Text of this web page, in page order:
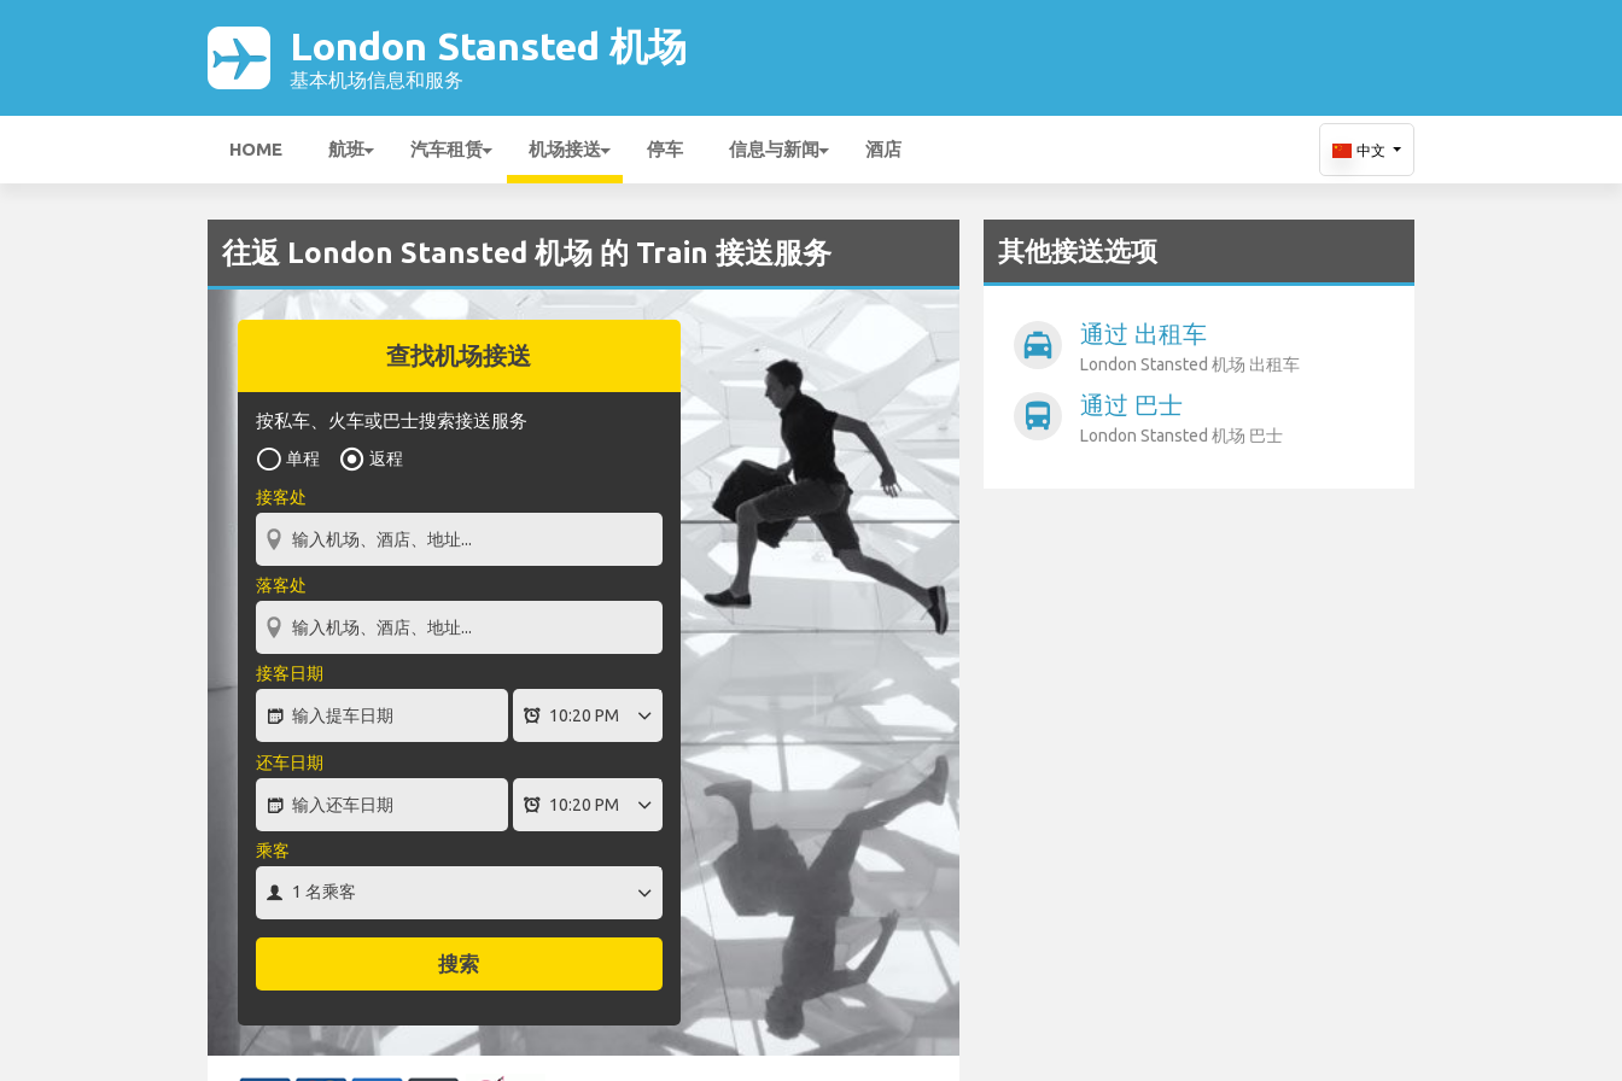
London Stansted 机场
基本机场信息和服务
HOME 航班 汽车租赁 机场接送 停车 信息与新闻 酒店 中文
往返 London Stansted 机场 的 Train 接送服务
查找机场接送
按私车、火车或巴士搜索接送服务
单程
返程
接客处
落客处
接客日期
还车日期
乘客
搜索
其他接送选项
local_taxi 通过 出租车
London Stansted 机场 出租车
directions_bus 通过 巴士
London Stansted 机场 巴士